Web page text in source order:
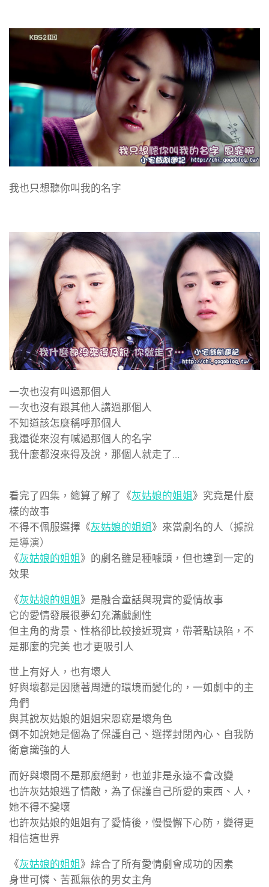
我也只想聽你叫我的名字
一次也沒有叫過那個人
一次也沒有跟其他人講過那個人
不知道該怎麼稱呼那個人
我還從來沒有喊過那個人的名字
我什麼都沒來得及說，那個人就走了…
看完了四集，總算了解了《灰姑娘的姐姐 》究竟是什麼
樣的故事
不得不佩服選擇《灰姑娘的姐姐 》來當劇名的人 （據說
是導演）
《灰姑娘的姐姐 》的劇名雖是種噱頭，但也達到一定的
效果
《灰姑娘的姐姐 》是融合童話與現實的愛情故事
它的愛情發展很夢幻充滿戲劇性
但主角的背景、性格卻比較接近現實，帶著點缺陷，不
是那麼的完美 也才更吸引人
世上有好人，也有壞人
好與壞都是因隨著周遭的環境而變化的，一如劇中的主
角們
與其說灰姑娘的姐姐宋恩窈是壞角色
倒不如說她是個為了保護自己、選擇封閉內心、自我防
衛意識強的人
而好與壞間不是那麼絕對，也並非是永遠不會改變
也許灰姑娘遇了情敵，為了保護自己所愛的東西、人，
她不得不變壞
也許灰姑娘的姐姐有了愛情後，慢慢懈下心防，變得更
相信這世界
《灰姑娘的姐姐 》綜合了所有愛情劇會成功的因素
身世可憐、苦孤無依的男女主角